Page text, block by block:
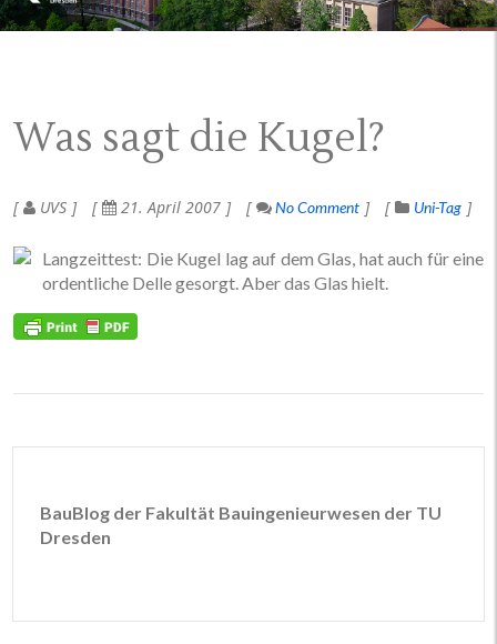
Was sagt die Kugel?
UVS 21. April 2007 No Comment Uni-Tag
Langzeittest: Die Kugel lag auf dem Glas, hat auch für eine
ordentliche Delle gesorgt. Aber das Glas hielt.
BauBlog der Fakultät Bauingenieurwesen der TU
Dresden